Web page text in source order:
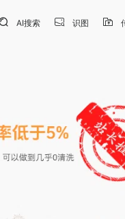
AI搜索 识图